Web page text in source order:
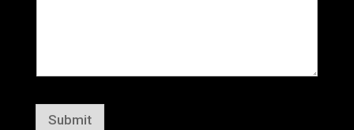
Submit